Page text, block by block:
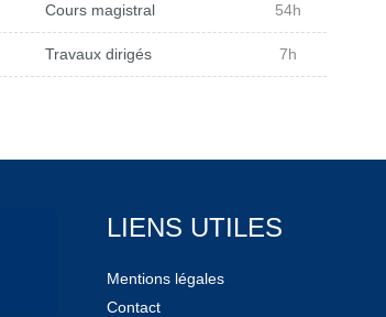
Cours magistral 54h
Travaux dirigés 7h
LIENS UTILES
Mentions légales
Contact